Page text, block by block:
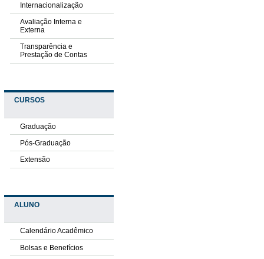
Internacionalização
Avaliação Interna e
Externa
Transparência e
Prestação de Contas
CURSOS
Graduação
Pós-Graduação
Extensão
ALUNO
Calendário Acadêmico
Bolsas e Benefícios